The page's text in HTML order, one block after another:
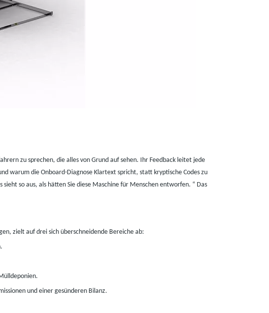
zu sprechen, die alles von Grund auf sehen. Ihr Feedback leitet jede
warum die Onboard-Diagnose Klartext spricht, statt kryptische Codes zu
sieht so aus, als hätten Sie diese Maschine für Menschen entworfen. “ Das
zielt auf drei sich überschneidende Bereiche ab:
und einer gesünderen Bilanz.